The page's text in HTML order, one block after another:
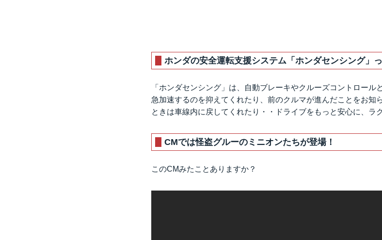
ホンダの安全運転支援システム「ホンダセンシング」
「ホンダセンシング」は、自動ブレーキやクルーズコントロール
急加速するのを抑えてくれたり、前のクルマが進んだことをお知
ときは車線内に戻してくれたり・・ドライブをもっと安心に、ラ
CMでは怪盗グルーのミニオンたちが登場！
このCMみたことありますか？